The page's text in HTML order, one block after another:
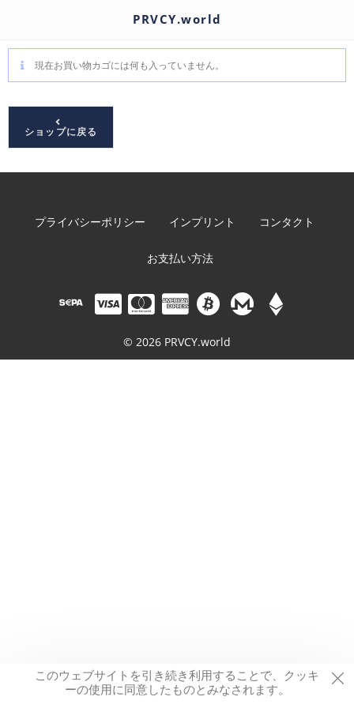
PRVCY.world
現在お買い物カゴには何も入っていません。
ショップに戻る
プライバシーポリシー インプリント コンタクト
お支払い方法
© 2026 PRVCY.world
このウェブサイトを引き続き利用することで、クッキ
ーの使用に同意したものとみなされます。